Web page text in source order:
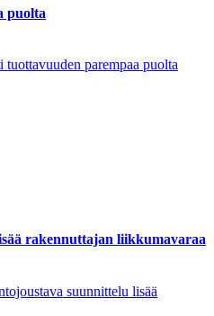
puolta
parempaa puolta
rakennuttajan liikkumavaraa
suunnittelu lisää